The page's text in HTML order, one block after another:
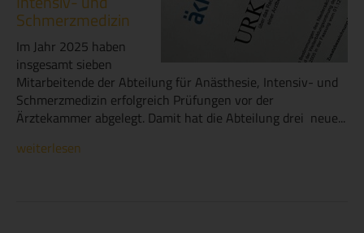
Schmerzmedizin
Im Jahr 2025 haben
insgesamt sieben
Mitarbeitende der Abteilung für Anästhesie, Intensiv- und
Schmerzmedizin erfolgreich Prüfungen vor der
Ärztekammer abgelegt. Damit hat die Abteilung drei neue...
weiterlesen